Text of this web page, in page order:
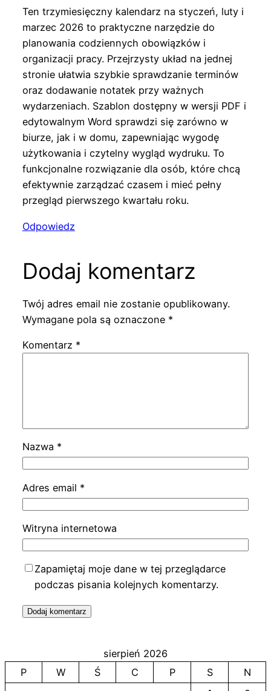
Ten trzymiesięczny kalendarz na styczeń, luty i
marzec 2026 to praktyczne narzędzie do
planowania codziennych obowiązków i
organizacji pracy. Przejrzysty układ na jednej
stronie ułatwia szybkie sprawdzanie terminów
oraz dodawanie notatek przy ważnych
wydarzeniach. Szablon dostępny w wersji PDF i
edytowalnym Word sprawdzi się zarówno w
biurze, jak i w domu, zapewniając wygodę
użytkowania i czytelny wygląd wydruku. To
funkcjonalne rozwiązanie dla osób, które chcą
efektywnie zarządzać czasem i mieć pełny
przegląd pierwszego kwartału roku.
Odpowiedz
Dodaj komentarz
Twój adres email nie zostanie opublikowany.
Wymagane pola są oznaczone *
Komentarz *
Nazwa *
Adres email *
Witryna internetowa
Zapamiętaj moje dane w tej przeglądarce
podczas pisania kolejnych komentarzy.
sierpień 2026
P
W Ś C P S
N